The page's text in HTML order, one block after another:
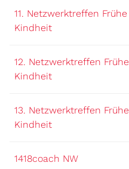
11. Netzwerktreffen Frühe
Kindheit
12. Netzwerktreffen Frühe
Kindheit
13. Netzwerktreffen Frühe
Kindheit
1418coach NW